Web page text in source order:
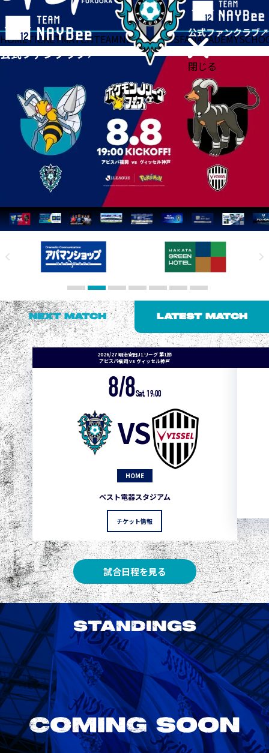
閉じる
HOMETICKETMATCHTEAMNEWSGOODSFANACADEMY
NEXT MATCH LATEST MATCH
2026/27 明治安田J1リーグ 第1節
アビスパ福岡 vs ヴィッセル神戸
8/8Sat. 19:00
VS
HOME
ベスト電器スタジアム
チケット情報
試合日程を見る
STANDINGS